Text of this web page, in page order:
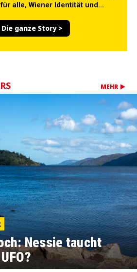
alle, Wiener Identität und...
Die ganze Story >
MEHR
Nessie taucht